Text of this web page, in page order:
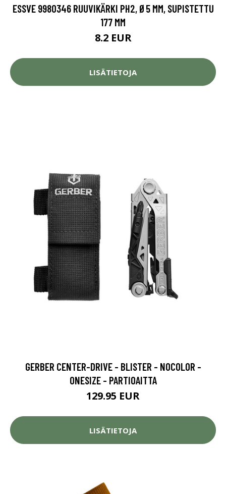
ESSVE 9980346 RUUVIKÄRKI PH2, Ø5 MM, SUPISTETTU
177 MM
8.2 EUR
LISÄTIETOJA
GERBER CENTER-DRIVE - BLISTER - NOCOLOR -
ONESIZE - PARTIOAITTA
129.95 EUR
LISÄTIETOJA